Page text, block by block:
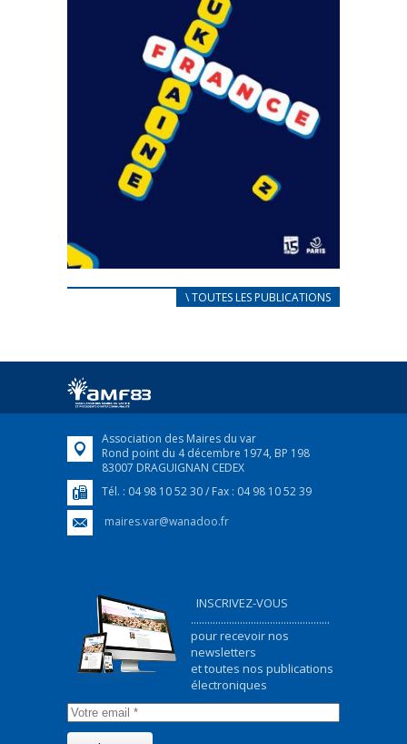
CARNET D’ACCUEIL
Afin d’accompagner au mieux les réfugiés
FEUILLETER
\ TOUTES LES PUBLICATIONS
Association des Maires du var
Rond point du 4 décembre 1974, BP 198
83007 DRAGUIGNAN CEDEX
Tél. : 04 98 10 52 30 / Fax : 04 98 10 52 39
maires.var@wanadoo.fr
INSCRIVEZ-VOUS
...................................................
pour recevoir nos
newsletters
et toutes nos publications
électroniques